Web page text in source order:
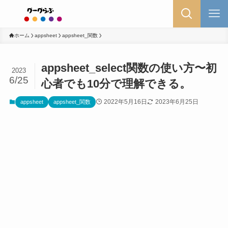
ホーム appsheet appsheet_関数
appsheet_select関数の使い方〜初
心者でも10分で理解できる。
2023
6/25
appsheet appsheet_関数 2022年5月16日 2023年6月25日